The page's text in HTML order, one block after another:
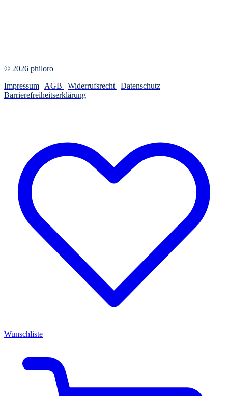
© 2026 philoro
Impressum | AGB | Widerrufsrecht | Datenschutz |
Barrierefreiheitserklärung
Wunschliste